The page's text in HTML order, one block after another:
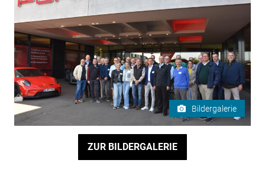
Bildergalerie
ZUR BILDERGALERIE